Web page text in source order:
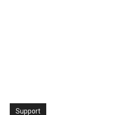
Support